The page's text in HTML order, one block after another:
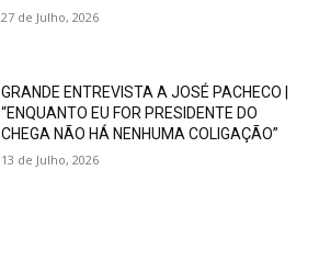
27 de Julho, 2026
GRANDE ENTREVISTA A JOSÉ PACHECO |
“ENQUANTO EU FOR PRESIDENTE DO
CHEGA NÃO HÁ NENHUMA COLIGAÇÃO”
13 de Julho, 2026